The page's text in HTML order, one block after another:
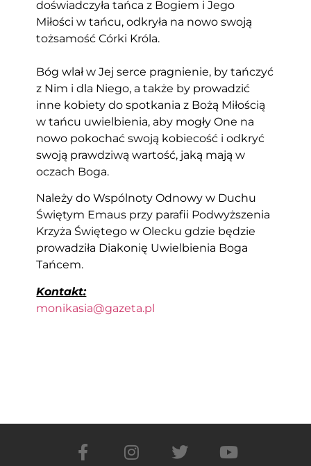
doświadczyła tańca z Bogiem i Jego
Miłości w tańcu, odkryła na nowo swoją
tożsamość Córki Króla.
Bóg wlał w Jej serce pragnienie, by tańczyć
z Nim i dla Niego, a także by prowadzić
inne kobiety do spotkania z Bożą Miłością
w tańcu uwielbienia, aby mogły One na
nowo pokochać swoją kobiecość i odkryć
swoją prawdziwą wartość, jaką mają w
oczach Boga.
Należy do Wspólnoty Odnowy w Duchu
Świętym Emaus przy parafii Podwyższenia
Krzyża Świętego w Olecku gdzie będzie
prowadziła Diakonię Uwielbienia Boga
Tańcem.
Kontakt:
monikasia@gazeta.pl